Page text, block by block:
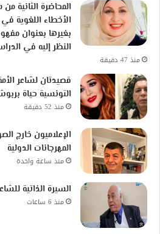
المحاضرة الثانية
الأخطاء اللغوية
بغيرها بعنوان
النظر إليه في
منذ 47 دقيقة
قصيدتان لشاعر
التونسية حياة
منذ 52 دقيقة
الإعلاميون خارج
المهرجانات الدولية
منذ ساعة واحدة
السيرة الذاتية
منذ 6 ساعات